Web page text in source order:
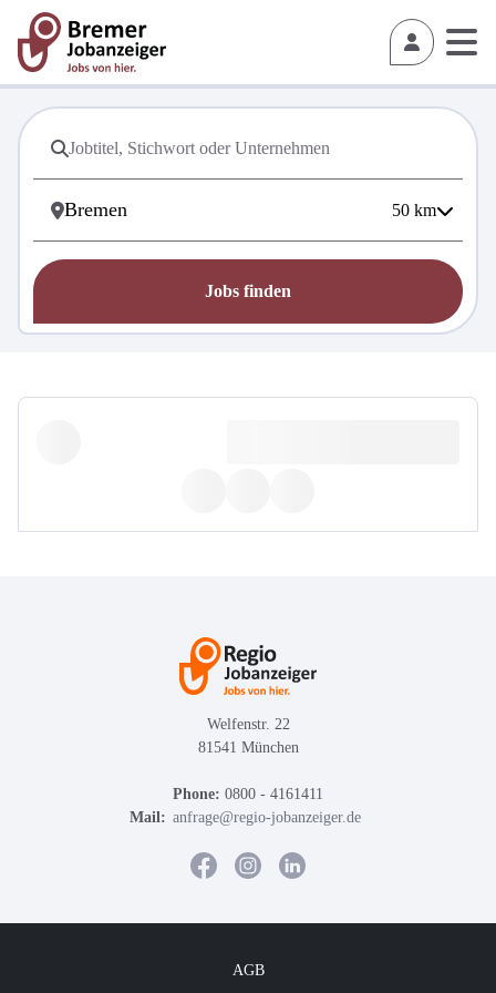
50 km
Jobs finden
Welfenstr. 22
81541 München
Phone: 0800 - 4161411
Mail: anfrage@regio-jobanzeiger.de
AGB